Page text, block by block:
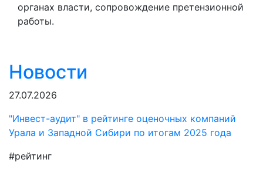
органах власти, сопровождение претензионной
работы.
Новости
27.07.2026
"Инвест-аудит" в рейтинге оценочных компаний
Урала и Западной Сибири по итогам 2025 года
#рейтинг